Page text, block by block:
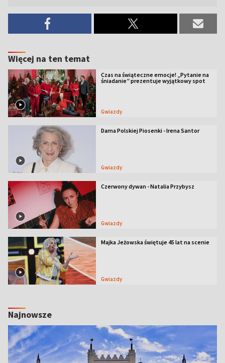
Więcej na ten temat
Czas na świąteczne emocje! „Pytanie na
śniadanie” prezentuje wyjątkowy spot
Gwiazdy
Dama Polskiej Piosenki - Irena Santor
Gwiazdy
Czerwony dywan - Natalia Przybysz
Gwiazdy
Majka Jeżowska świętuje 45 lat na scenie
Gwiazdy
Najnowsze